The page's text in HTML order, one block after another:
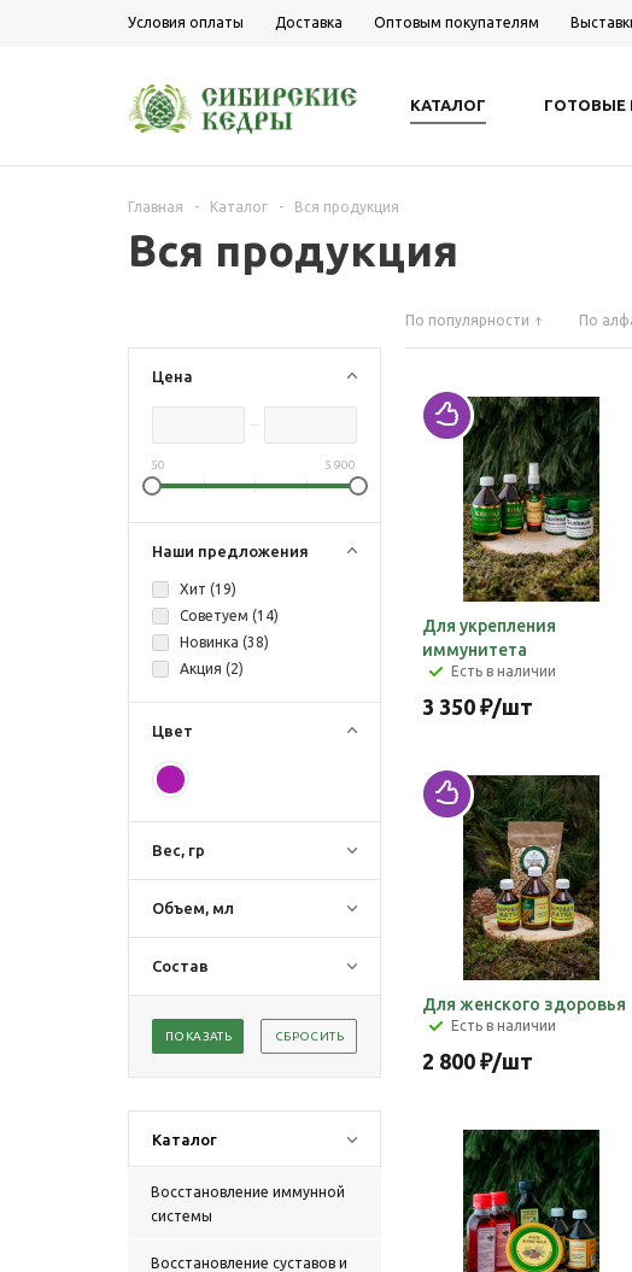
Условия оплаты Доставка Оптовым покупателям
КАТАЛОГ ГОТОВЫЕ
Главная - Каталог - Вся продукция
Вся продукция
Цена
50 5 900
Наши предложения
Хит (19)
Советуем (14)
Новинка (38)
Акция (2)
Цвет
Вес, гр
Объем, мл
Состав
ПОКАЗАТЬ СБРОСИТЬ
Каталог
Восстановление иммунной
системы
Восстановление суставов и
По популярности По
Для укрепления
иммунитета
Есть в наличии
3 350 ₽/шт
Для женского здоровья
Есть в наличии
2 800 ₽/шт